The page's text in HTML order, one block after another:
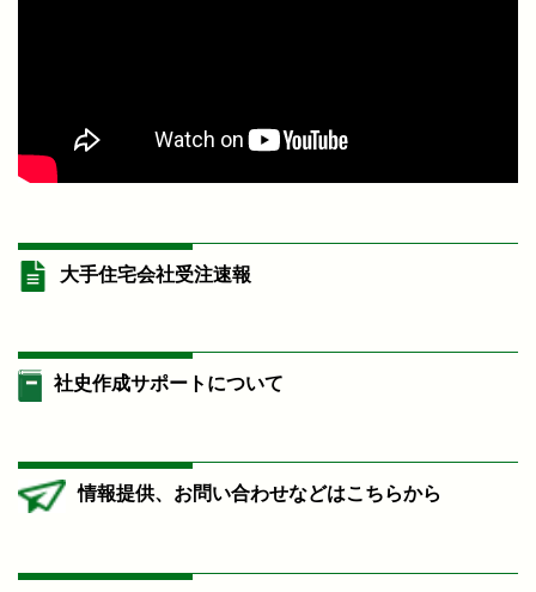
大手住宅会社受注速報
社史作成サポートについて
情報提供、お問い合わせなどはこちらから